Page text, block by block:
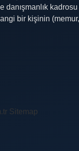
kadrosu
bir kişinin
Sitemap